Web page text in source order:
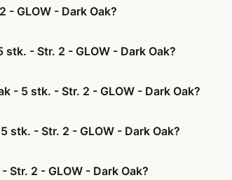
- GLOW - Dark Oak?
- Str. 2 - GLOW - Dark Oak?
- 5 stk. - Str. 2 - GLOW - Dark Oak?
stk. - Str. 2 - GLOW - Dark Oak?
Str. 2 - GLOW - Dark Oak?